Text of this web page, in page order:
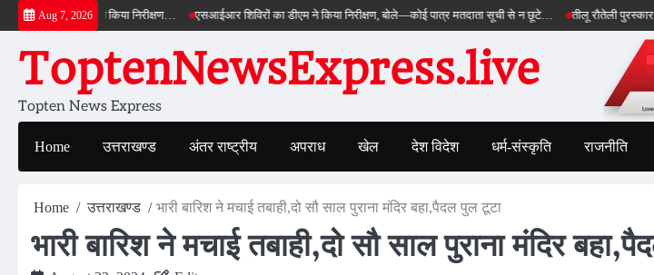
Skip
to
content
Aug 7, 2026
का डीएम ने किया निरीक्षण… एसआईआर शिविरों का डीएम ने किया निरीक्षण, बोले—कोई पात्र मतदाता सूची से न छूटे… तीलू रौतेली पुरस्कार के लिए 13
ToptenNewsExpress.live
Topten News Express
Home उत्तराखण्ड अंतर राष्ट्रीय अपराध खेल देश विदेश धर्म-संस्कृति राजनीति
Home उत्तराखण्ड भारी बारिश ने मचाई तबाही,दो सौ साल पुराना मंदिर बहा,पैदल पुल टूटा
भारी बारिश ने मचाई तबाही,दो सौ साल पुराना मंदिर